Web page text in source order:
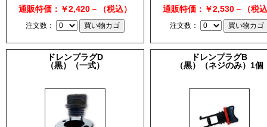
通販特価：￥2,420－（税込）
注文数：
通販特価：￥2,530－（税
注文数：
ドレンプラグD
（黒）（一式）
ドレンプラグB
（黒）（ネジのみ）1個